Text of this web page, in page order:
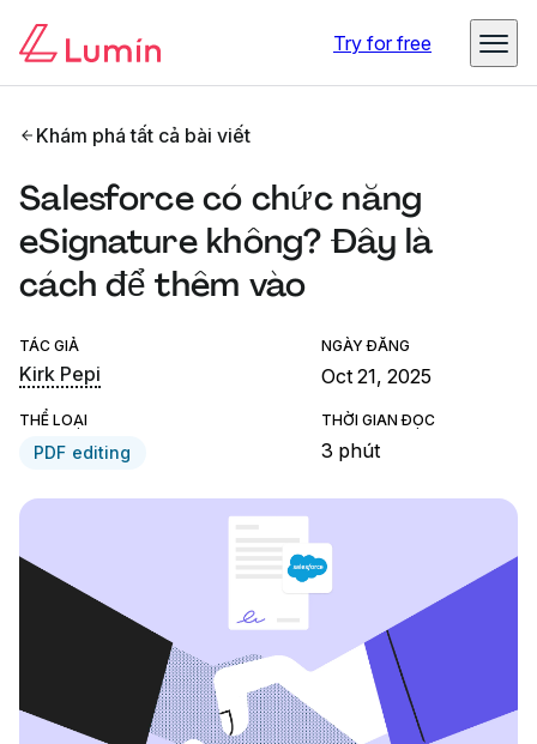
Try for free
Khám phá tất cả bài viết
Salesforce có chức năng
eSignature không? Đây là
cách để thêm vào
TÁC GIẢ
Kirk Pepi
NGÀY ĐĂNG
Oct 21, 2025
THỂ LOẠI
PDF editing
THỜI GIAN ĐỌC
3 phút